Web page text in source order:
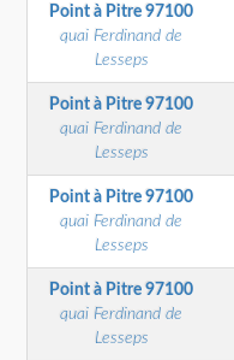
Point à Pitre97100
quai Ferdinand de
Lesseps
Point à Pitre97100
quai Ferdinand de
Lesseps
Point à Pitre97100
quai Ferdinand de
Lesseps
Point à Pitre97100
quai Ferdinand de
Lesseps